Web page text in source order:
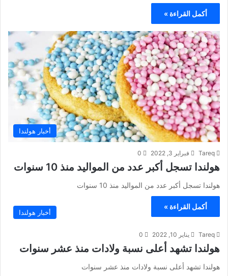
أكمل القراءة »
أخبار هولندا
Tareq فبراير 3, 2022 0
هولندا تسجل أكبر عدد من المواليد منذ 10 سنوات
هولندا تسجل أكبر عدد من المواليد منذ 10 سنوات
أكمل القراءة »
أخبار هولندا
Tareq يناير 10, 2022 0
هولندا تشهد أعلى نسبة ولادات منذ عشر سنوات
هولندا تشهد أعلى نسبة ولادات منذ عشر سنوات